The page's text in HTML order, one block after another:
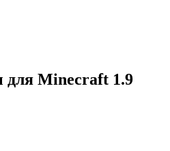
Minecraft 1.9